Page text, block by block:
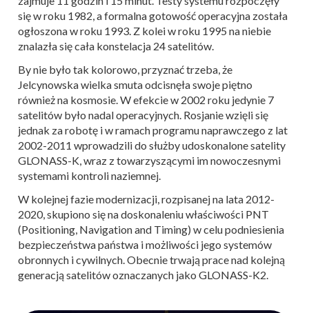
się w roku 1982, a formalna gotowość operacyjna została
ogłoszona w roku 1993. Z kolei w roku 1995 na niebie
znalazła się cała konstelacja 24 satelitów.
By nie było tak kolorowo, przyznać trzeba, że
Jelcynowska wielka smuta odcisnęła swoje piętno
również na kosmosie. W efekcie w 2002 roku jedynie 7
satelitów było nadal operacyjnych. Rosjanie wzięli się
jednak za robotę i w ramach programu naprawczego z lat
2002-2011 wprowadzili do służby udoskonalone satelity
GLONASS-K, wraz z towarzyszącymi im nowoczesnymi
systemami kontroli naziemnej.
W kolejnej fazie modernizacji, rozpisanej na lata 2012-
2020, skupiono się na doskonaleniu właściwości PNT
(Positioning, Navigation and Timing) w celu podniesienia
bezpieczeństwa państwa i możliwości jego systemów
obronnych i cywilnych. Obecnie trwają prace nad kolejną
generacją satelitów oznaczanych jako GLONASS-K2.